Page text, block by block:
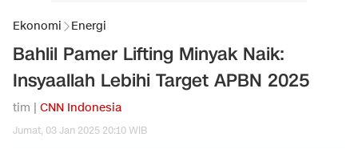
Ekonomi Energi
Bahlil Pamer Lifting Minyak Naik:
Insyaallah Lebihi Target APBN 2025
tim | CNN Indonesia
Jumat, 03 Jan 2025 20:10 WIB